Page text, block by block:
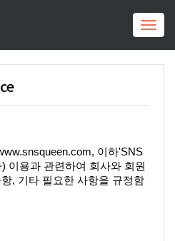
이하'SNS
) 이용과 관련하여 회사와 회원
, 기타 필요한 사항을 규정함